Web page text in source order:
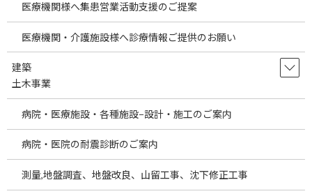
海外のM＆A案件を更新させて頂きました。あらたな海外投資案件
についてご案内をさせて頂きます。当社は日本において病院、診
どを行っております。そして、近年では医療機関、医療法人様の海
医療機関様へ集患営業活動支援のご提案
医療機関・介護施設様へ診療情報ご提供のお願い
建築
土木事業
病院・医療施設・各種施設−設計・施工のご案内
病院・医院の耐震診断のご案内
測量,地盤調査、地盤改良、山留工事、沈下修正工事